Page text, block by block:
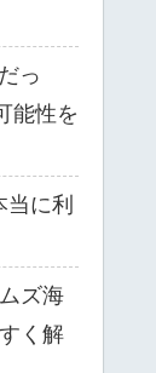
っ
能性を
に利
ズ海
く解